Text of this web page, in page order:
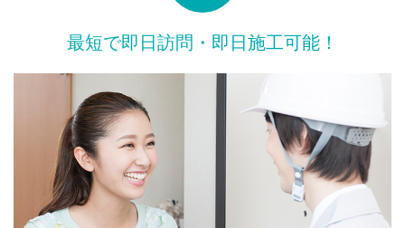
最短で即日訪問・即日施工可能！